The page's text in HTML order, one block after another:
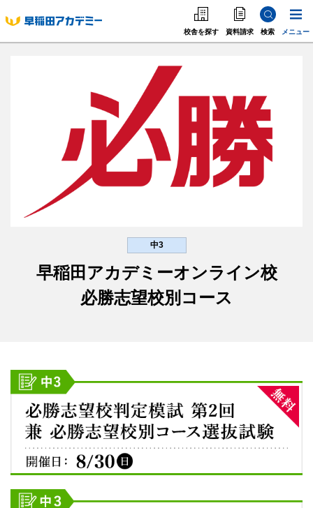
校舎を探す 資料請求 検索 メニュー
中学受験
高校受験
大学受験
個別指導
中3
早稲田アカデミーオンライン校
必勝志望校別コース